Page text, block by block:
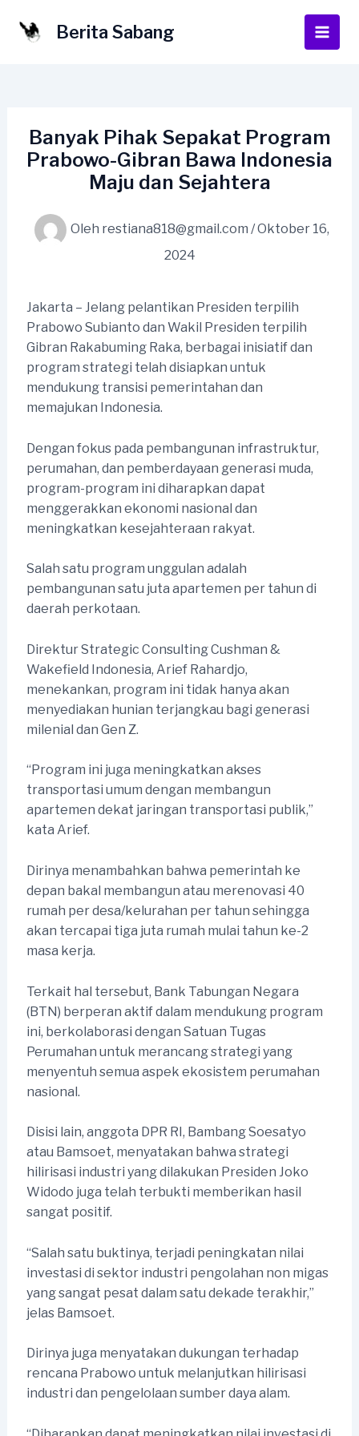
Berita Sabang
Main
Banyak Pihak Sepakat Program
Prabowo-Gibran Bawa Indonesia
Maju dan Sejahtera
Oleh restiana818@gmail.com /Oktober 16,
2024
Jakarta – Jelang pelantikan Presiden terpilih
Prabowo Subianto dan Wakil Presiden terpilih
Gibran Rakabuming Raka, berbagai inisiatif dan
program strategi telah disiapkan untuk
mendukung transisi pemerintahan dan
memajukan Indonesia.
Dengan fokus pada pembangunan infrastruktur,
perumahan, dan pemberdayaan generasi muda,
program-program ini diharapkan dapat
menggerakkan ekonomi nasional dan
meningkatkan kesejahteraan rakyat.
Salah satu program unggulan adalah
pembangunan satu juta apartemen per tahun di
daerah perkotaan.
Direktur Strategic Consulting Cushman &
Wakefield Indonesia, Arief Rahardjo,
menekankan, program ini tidak hanya akan
menyediakan hunian terjangkau bagi generasi
milenial dan Gen Z.
“Program ini juga meningkatkan akses
transportasi umum dengan membangun
apartemen dekat jaringan transportasi publik,”
kata Arief.
Dirinya menambahkan bahwa pemerintah ke
depan bakal membangun atau merenovasi 40
rumah per desa/kelurahan per tahun sehingga
akan tercapai tiga juta rumah mulai tahun ke-2
masa kerja.
Terkait hal tersebut, Bank Tabungan Negara
(BTN) berperan aktif dalam mendukung program
ini, berkolaborasi dengan Satuan Tugas
Perumahan untuk merancang strategi yang
menyentuh semua aspek ekosistem perumahan
nasional.
Disisi lain, anggota DPR RI, Bambang Soesatyo
atau Bamsoet, menyatakan bahwa strategi
hilirisasi industri yang dilakukan Presiden Joko
Widodo juga telah terbukti memberikan hasil
sangat positif.
“Salah satu buktinya, terjadi peningkatan nilai
investasi di sektor industri pengolahan non migas
yang sangat pesat dalam satu dekade terakhir,”
jelas Bamsoet.
Dirinya juga menyatakan dukungan terhadap
rencana Prabowo untuk melanjutkan hilirisasi
industri dan pengelolaan sumber daya alam.